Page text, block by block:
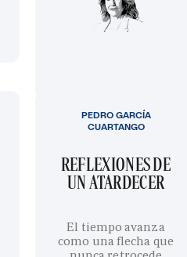
REFLEXIONES DE
UN ATARDECER
El tiempo avanza
como una flecha que
PEDRO GARCÍA
CUARTANGO